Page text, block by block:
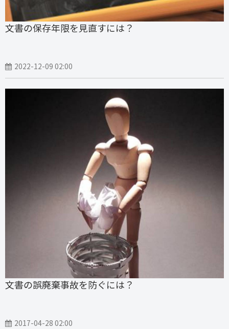
文書の保存年限を見直すには？
2022-12-09 02:00
文書の誤廃棄事故を防ぐには？
2017-04-28 02:00